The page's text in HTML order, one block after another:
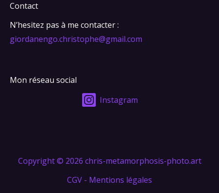
Contact
N’hesitez pas à me contacter :
giordanengo.christophe@gmail.com
Mon réseau social
Instagram
Copyright © 2026 chris-metamorphosis-photo.art
CGV - Mentions légales